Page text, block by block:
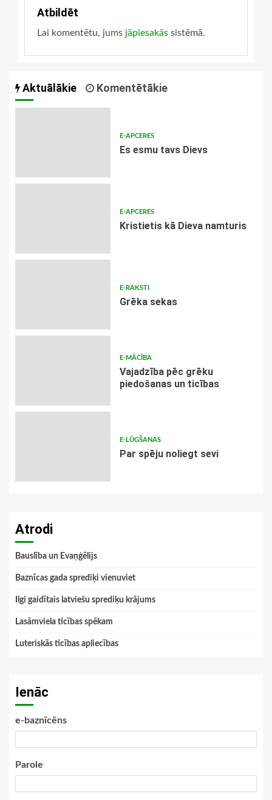
Atbildēt
Lai komentētu, jums jāpiesakās sistēmā.
Aktuālākie Komentētākie
E-APCERES
Es esmu tavs Dievs
E-APCERES
Kristietis kā Dieva namturis
E-RAKSTI
Grēka sekas
E-MĀCĪBA
Vajadzība pēc grēku
piedošanas un ticības
E-LŪGŠANAS
Par spēju noliegt sevi
Atrodi
Bauslība un Evaņģēlijs
Baznīcas gada sprediķi vienuviet
Ilgi gaidītais latviešu sprediķu krājums
Lasāmviela ticības spēkam
Luteriskās ticības apliecības
Ienāc
e-baznīcēns
Parole